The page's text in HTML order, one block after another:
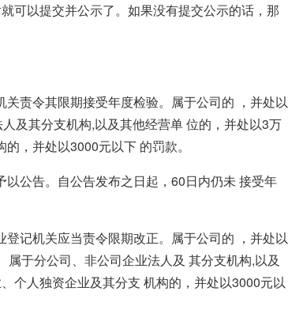
可以提交并公示了。如果没有提交公示的话，那
关责令其限期接受年度检验。属于公司的 ，并处以
及其分支机构,以及其他经营单 位的，并处以3万
，并处以3000元以下 的罚款。
公告。自公告发布之日起，60日内仍未 接受年
登记机关应当责令限期改正。属于公司的 ，并处以
于分公司、非公司企业法人及 其分支机构,以及
个人独资企业及其分支 机构的，并处以3000元以